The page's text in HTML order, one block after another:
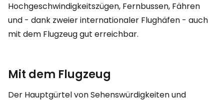
Hochgeschwindigkeitszügen, Fernbussen, Fähren
und - dank zweier internationaler Flughäfen - auch
mit dem Flugzeug gut erreichbar.
Mit dem Flugzeug
Der Hauptgürtel von Sehenswürdigkeiten und